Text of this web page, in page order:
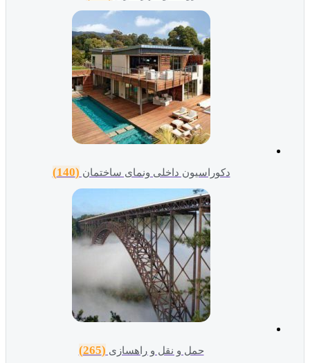
دکوراسیون داخلی ونمای ساختمان(140)
حمل و نقل و راهسازی (265)